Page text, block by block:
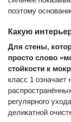
поэтому
Какую
Для стены,
просто слово
стойкости к
класс 1
регулярного
деликатной